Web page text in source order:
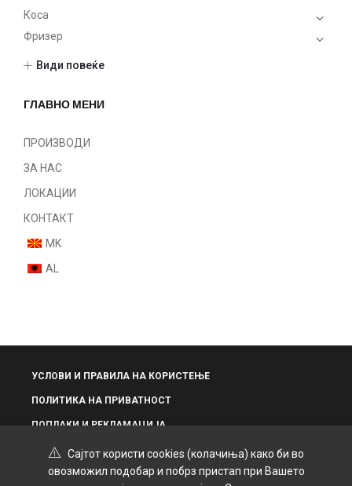
Коса
Фризер
Gel Nailpolish
Nail devices
Nail files
Види повеќе
ГЛАВНО МЕНИ
ПРОИЗВОДИ
ЗА НАС
ЛОКАЦИИ
КОНТАКТ
MK
AL
УСЛОВИ И ПРАВИЛА НА КОРИСТЕЊЕ
ПОЛИТИКА НА ПРИВАТНОСТ
ПОПЛАКИ И РЕКЛАМАЦИЈА
Сајтот користи cookies (колачиња) како би во
овозможил подобар и побрз пристап при Вашето